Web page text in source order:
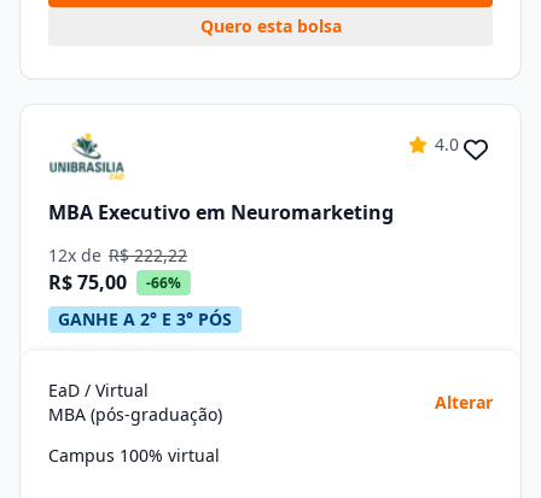
Quero esta bolsa
4.0
MBA Executivo em Neuromarketing
12x de R$ 222,22
R$ 75,00 -66%
GANHE A 2° E 3° PÓS
EaD / Virtual
MBA (pós-graduação)
Alterar
Campus 100% virtual